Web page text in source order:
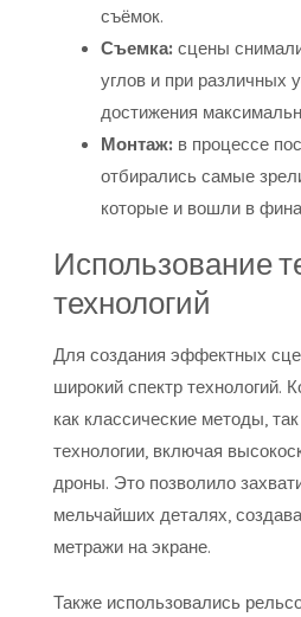
съёмок.
Съемка: сцены
углов и при различных
достижения
Монтаж: в процессе
отбирались самые
которые и вошли в
Использование
технологий
Для создания эффектных
широкий спектр технологий.
как классические методы,
технологии, включая
дроны. Это позволило
мельчайших деталях,
метражи на экране.
Также использовались